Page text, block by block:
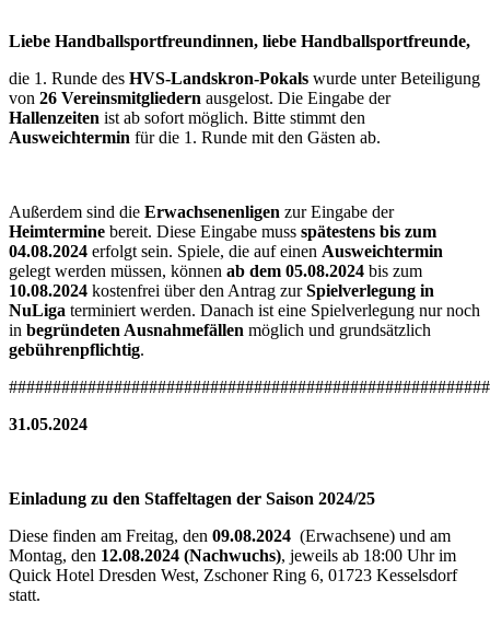
Liebe Handballsportfreundinnen, liebe Handballsportfreunde,
die 1. Runde des HVS-Landskron-Pokals wurde unter Beteiligung
von 26 Vereinsmitgliedern ausgelost. Die Eingabe der
Hallenzeiten ist ab sofort möglich. Bitte stimmt den
Ausweichtermin für die 1. Runde mit den Gästen ab.
Außerdem sind die Erwachsenenligen zur Eingabe der
Heimtermine bereit. Diese Eingabe muss spätestens bis zum
04.08.2024 erfolgt sein. Spiele, die auf einen Ausweichtermin
gelegt werden müssen, können ab dem 05.08.2024 bis zum
10.08.2024 kostenfrei über den Antrag zurSpielverlegung in
NuLiga terminiert werden. Danach ist eine Spielverlegung nur noch
in begründeten Ausnahmefällen möglich und grundsätzlich
gebührenpflichtig.
31.05.2024
Einladung zu den Staffeltagen der Saison 2024/25
Diese finden am Freitag, den 09.08.2024 (Erwachsene) und am
Montag, den 12.08.2024 (Nachwuchs), jeweils ab 18:00 Uhr im
Quick Hotel Dresden West, Zschoner Ring 6, 01723 Kesselsdorf
statt.